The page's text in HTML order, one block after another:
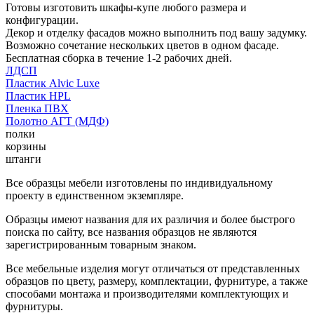
Готовы изготовить шкафы-купе любого размера и
конфигурации.
Декор и отделку фасадов можно выполнить под вашу задумку.
Возможно сочетание нескольких цветов в одном фасаде.
Бесплатная сборка в течение 1-2 рабочих дней.
ЛДСП
Пластик Alvic Luxe
Пластик HPL
Пленка ПВХ
Полотно АГТ (МДФ)
полки
корзины
штанги
Все образцы мебели изготовлены по индивидуальному
проекту в единственном экземпляре.
Образцы имеют названия для их различия и более быстрого
поиска по сайту, все названия образцов не являются
зарегистрированным товарным знаком.
Все мебельные изделия могут отличаться от представленных
образцов по цвету, размеру, комплектации, фурнитуре, а также
способами монтажа и производителями комплектующих и
фурнитуры.